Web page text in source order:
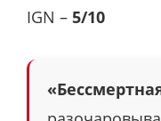
IGN – 5/10